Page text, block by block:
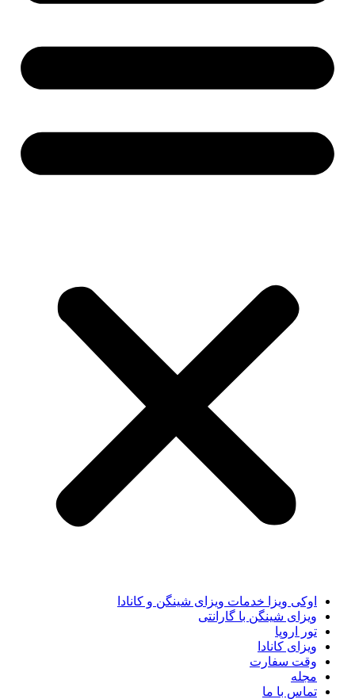
اوکی ویزا خدمات ویزای شینگن و کانادا
ویزای شینگن با گارانتی
تور اروپا
ویزای کانادا
وقت سفارت
مجله
تماس با ما